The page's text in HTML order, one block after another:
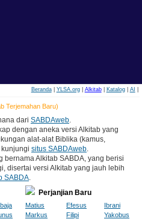
Beranda| YLSA.org| Alkitab| Katalog| AI
Terjemahan Baru)
dari SABDAweb.
dengan aneka versi Alkitab yang
alat-alat Biblika (kamus,
situs SABDAweb.
bernama Alkitab SABDA, yang berisi
disertai versi Alkitab yang jauh lebih
SABDA.
Perjanjian Baru
Matius
Markus
Efesus
Filipi
Ibrani
Yakobus